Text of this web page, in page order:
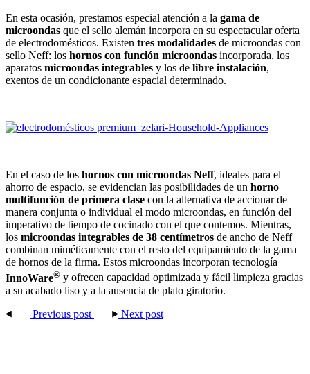
En esta ocasión, prestamos especial atención a la gama de
microondas que el sello alemán incorpora en su espectacular oferta
de electrodomésticos. Existen tres modalidades de microondas con
sello Neff: los hornos con función microondas incorporada, los
aparatos microondas integrables y los de libre instalación,
exentos de un condicionante espacial determinado.
En el caso de los hornos con microondas Neff, ideales para el
ahorro de espacio, se evidencian las posibilidades de un horno
multifunción de primera clase con la alternativa de accionar de
manera conjunta o individual el modo microondas, en función del
imperativo de tiempo de cocinado con el que contemos. Mientras,
los microondas integrables de 38 centímetros de ancho de Neff
combinan miméticamente con el resto del equipamiento de la gama
de hornos de la firma. Estos microondas incorporan tecnología
InnoWare® y ofrecen capacidad optimizada y fácil limpieza gracias
a su acabado liso y a la ausencia de plato giratorio.
Previous post
Next post